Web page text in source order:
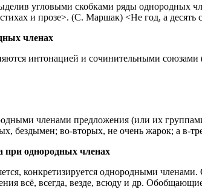
угловыми скобками ряды однородных
и прозе>. (С. Маршак) <Не год, а
членах
интонацией и сочинительными союзами
членами предложения (или их
бездымен; во-вторых, не очень жарок; а в-
однородных членах
конкретизируется однородными
всё, всегда, везде, всюду и др.